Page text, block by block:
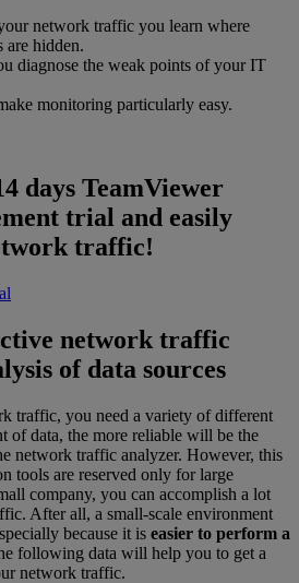
network traffic you learn where
are hidden.
diagnose the weak points of your IT
monitoring particularly easy.
days TeamViewer
trial and easily
traffic!
network traffic
of data sources
traffic, you need a variety of different
of data, the more reliable will be the
network traffic analyzer. However, this
tools are reserved only for large
company, you can accomplish a lot
After all, a small-scale environment
because it is easier to perform a
following data will help you to get a
network traffic.